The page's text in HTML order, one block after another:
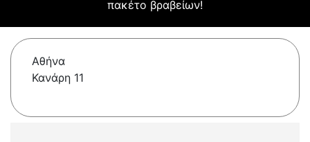
πακέτο βραβείων!
Αθήνα
Κανάρη 11